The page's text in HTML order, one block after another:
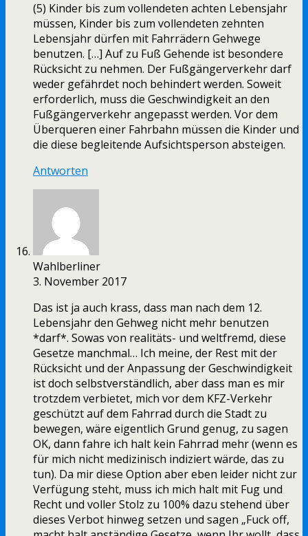
(5) Kinder bis zum vollendeten achten Lebensjahr
müssen, Kinder bis zum vollendeten zehnten
Lebensjahr dürfen mit Fahrrädern Gehwege
benutzen. […] Auf zu Fuß Gehende ist besondere
Rücksicht zu nehmen. Der Fußgängerverkehr darf
weder gefährdet noch behindert werden. Soweit
erforderlich, muss die Geschwindigkeit an den
Fußgängerverkehr angepasst werden. Vor dem
Überqueren einer Fahrbahn müssen die Kinder und
die diese begleitende Aufsichtsperson absteigen.
Antworten
Wahlberliner
3. November 2017
Das ist ja auch krass, dass man nach dem 12.
Lebensjahr den Gehweg nicht mehr benutzen
*darf*. Sowas von realitäts- und weltfremd, diese
Gesetze manchmal… Ich meine, der Rest mit der
Rücksicht und der Anpassung der Geschwindigkeit
ist doch selbstverständlich, aber dass man es mir
trotzdem verbietet, mich vor dem KFZ-Verkehr
geschützt auf dem Fahrrad durch die Stadt zu
bewegen, wäre eigentlich Grund genug, zu sagen
OK, dann fahre ich halt kein Fahrrad mehr (wenn es
für mich nicht medizinisch indiziert wärde, das zu
tun). Da mir diese Option aber eben leider nicht zur
Verfügung steht, muss ich mich halt mit Fug und
Recht und voller Stolz zu 100% dazu stehend über
dieses Verbot hinweg setzen und sagen „Fuck off,